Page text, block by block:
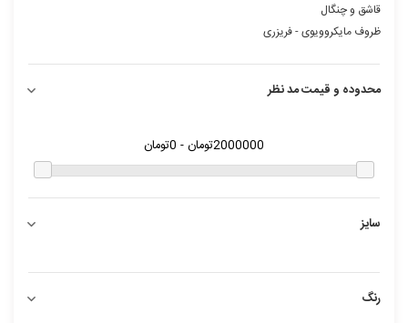
قاشق و چنگال
ظروف مایکروویوی - فریزری
محدوده و قیمت مد نظر
سایز
رنگ